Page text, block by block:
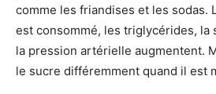
comme les friandises et les sodas.
est consommé, les triglycérides, la
la pression artérielle augmentent.
le sucre différemment quand il est